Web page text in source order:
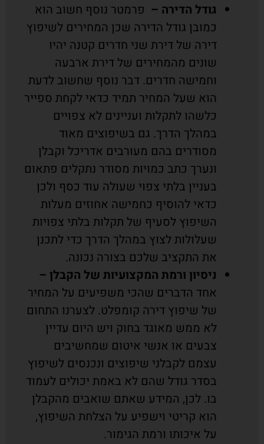
גודל הדירה – פרמטר נוסף חשוב הוא
כמובן גודל הדירה שכן המחירים לשיפוץ
דירה של דירת שני חדרים קטנה יהיו
שונים מהמחירים של דירת ארבעה
וחמישה חדרים. דבר נוסף שחשוב לדעת
הוא שעל המחיר תמיד כדאי לקחת ספייר
כלשהו לתקלות ועניינים לא צפויים
במהלך הדרך. גם בשיפוצים מאוד
מסודרים בהם מעורבים אדריכל וקבלן
ונערך כתב כמויות מסודר נתקלים פתאום
בעניין בלתי צפוי שעולה עוד כסף ולכן
כדאי להוסיף כחמישה אחוזים מעלות
השיפוץ לסעיף של תקלות בלתי צפויות
שעלולות לצוץ במהלך הדרך כדי לתכנן
את התקציב שלכם בצורה נכונה.
ניסיון ורמת המקצועיות של הקבלן –
אחד הדברים שהכי משפיעים על המחיר
של שיפוץ דירה קומפלט. לצערנו התחום
לא ממש מאוגד בחוק ויש היום עדיין
צבעים או אנשי איטום שמחשיבים
עצמם לקבלני שיפוצים ונכנסים לשיפוץ
בסדר גודל שהם לא באמת יכולים לעמוד
בו. לכן, המידע שאתם שואבים מהקבלן
הוא קריטי וישפיע על הצלחת השיפוץ,
על איכותו ורמת הגימור.